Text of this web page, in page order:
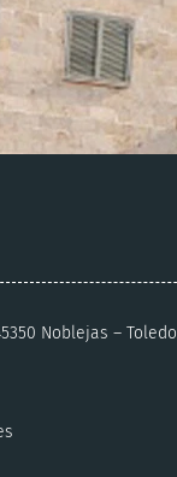
Noblejas – Toledo